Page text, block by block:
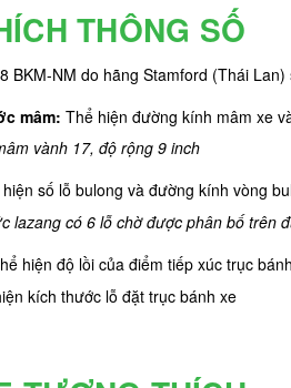
THÔNG SỐ
BKM-NM do hãng Stamford (Thái Lan)
mâm: Thể hiện đường kính mâm xe
vành 17, độ rộng 9 inch
số lỗ bulong và đường kính vòng
lazang có 6 lỗ chờ được phân bố trên
hiện độ lồi của điểm tiếp xúc trục
kích thước lỗ đặt trục bánh xe